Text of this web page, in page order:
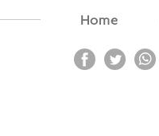
Home